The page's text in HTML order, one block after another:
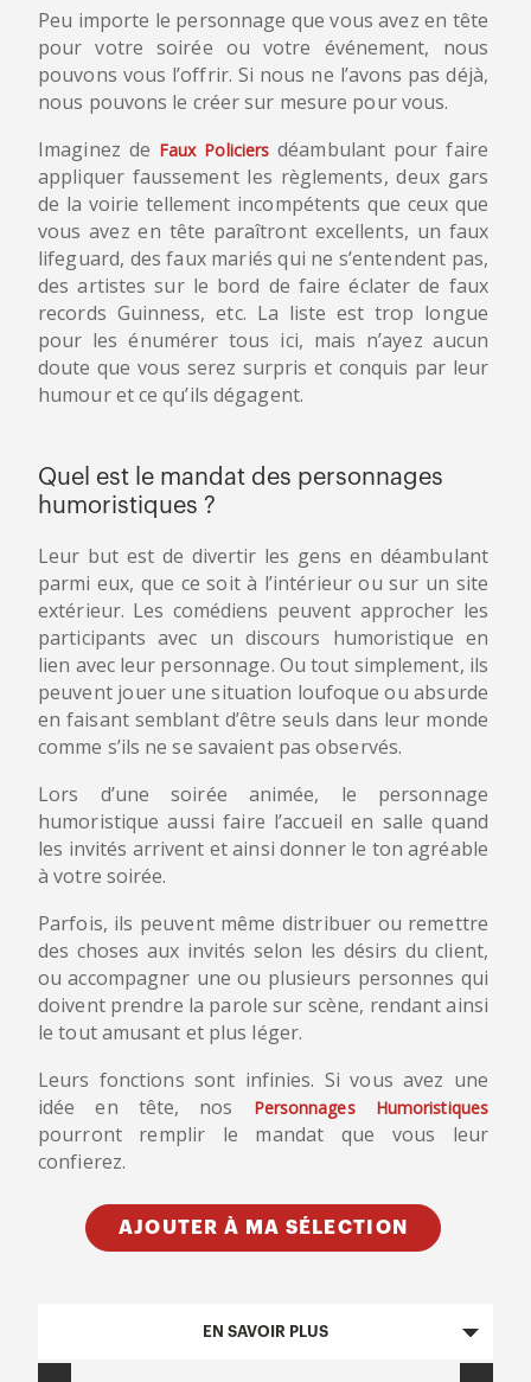
Peu importe le personnage que vous avez en tête
pour votre soirée ou votre événement, nous
pouvons vous l’offrir. Si nous ne l’avons pas déjà,
nous pouvons le créer sur mesure pour vous.
Imaginez de Faux Policiers déambulant pour faire
appliquer faussement les règlements, deux gars
de la voirie tellement incompétents que ceux que
vous avez en tête paraîtront excellents, un faux
lifeguard, des faux mariés qui ne s’entendent pas,
des artistes sur le bord de faire éclater de faux
records Guinness, etc. La liste est trop longue
pour les énumérer tous ici, mais n’ayez aucun
doute que vous serez surpris et conquis par leur
humour et ce qu’ils dégagent.
Quel est le mandat des personnages
humoristiques ?
Leur but est de divertir les gens en déambulant
parmi eux, que ce soit à l’intérieur ou sur un site
extérieur. Les comédiens peuvent approcher les
participants avec un discours humoristique en
lien avec leur personnage. Ou tout simplement, ils
peuvent jouer une situation loufoque ou absurde
en faisant semblant d’être seuls dans leur monde
comme s’ils ne se savaient pas observés.
Lors d’une soirée animée, le personnage
humoristique aussi faire l’accueil en salle quand
les invités arrivent et ainsi donner le ton agréable
à votre soirée.
Parfois, ils peuvent même distribuer ou remettre
des choses aux invités selon les désirs du client,
ou accompagner une ou plusieurs personnes qui
doivent prendre la parole sur scène, rendant ainsi
le tout amusant et plus léger.
Leurs fonctions sont infinies. Si vous avez une
idée en tête, nos
Personnages Humoristiques
pourront remplir le mandat que vous leur
confierez.
AJOUTER À MA SÉLECTION
EN SAVOIR PLUS